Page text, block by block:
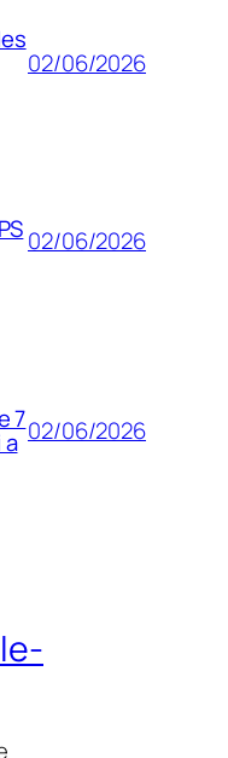
02/06/2026
02/06/2026
702/06/2026